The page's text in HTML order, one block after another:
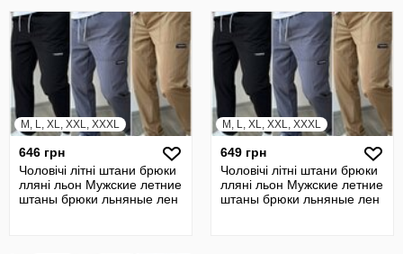
M, L, XL, XXL, XXXL
646 грн
Чоловічі літні штани брюки
лляні льон Мужские летние
штаны брюки льняные лен
M, L, XL, XXL, XXXL
649 грн
Чоловічі літні штани брюки
лляні льон Мужские летние
штаны брюки льняные лен